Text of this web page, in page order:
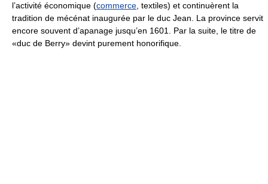
l’activité économique (commerce, textiles) et continuèrent la
tradition de mécénat inaugurée par le duc Jean. La province servit
encore souvent d’apanage jusqu’en 1601. Par la suite, le titre de
«duc de Berry» devint purement honorifique.